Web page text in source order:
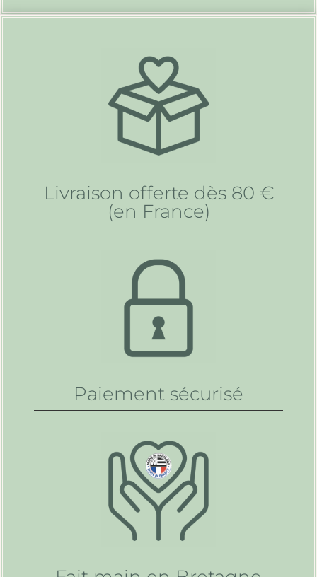
Livraison offerte dès 80 €
(en France)
Paiement sécurisé